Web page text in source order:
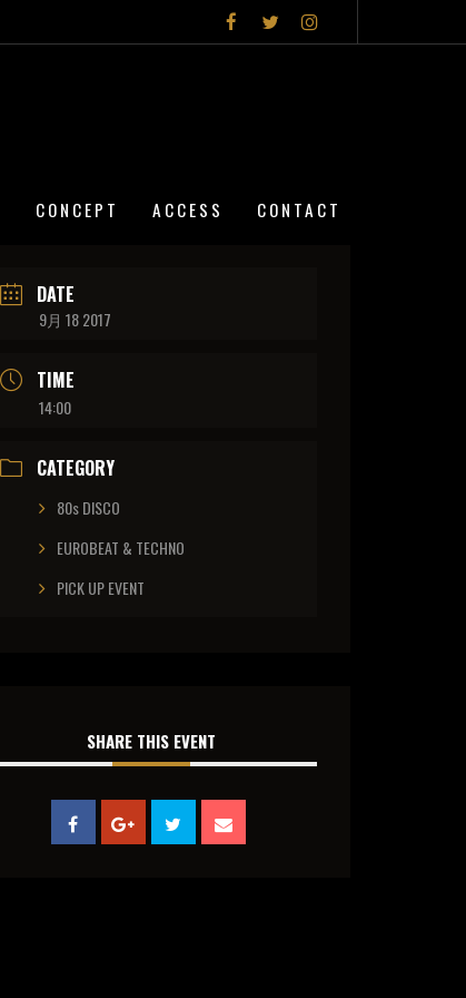
CONCEPT ACCESS CONTACT
DATE
9月 18 2017
TIME
14:00
CATEGORY
80s DISCO
EUROBEAT & TECHNO
PICK UP EVENT
SHARE THIS EVENT